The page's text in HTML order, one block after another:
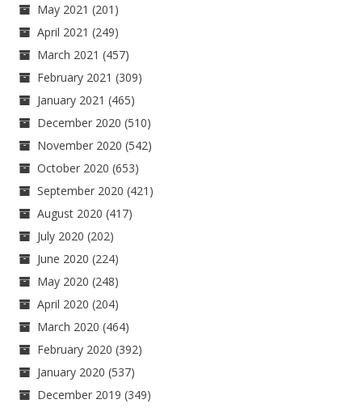
May 2021 (201)
April 2021 (249)
March 2021 (457)
February 2021 (309)
January 2021 (465)
December 2020 (510)
November 2020 (542)
October 2020 (653)
September 2020 (421)
August 2020 (417)
July 2020 (202)
June 2020 (224)
May 2020 (248)
April 2020 (204)
March 2020 (464)
February 2020 (392)
January 2020 (537)
December 2019 (349)